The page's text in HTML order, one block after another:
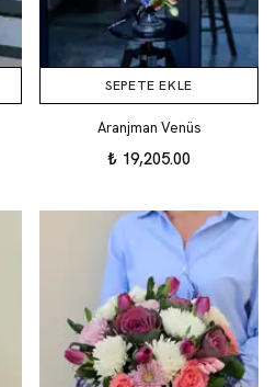
SEPETE EKLE
Aranjman Venüs
₺ 19,205.00